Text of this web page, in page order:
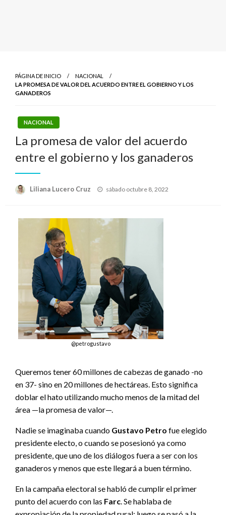
PÁGINA DE INICIO
NACIONAL
LA PROMESA DE VALOR DEL ACUERDO ENTRE EL GOBIERNO Y LOS
GANADEROS
NACIONAL
La promesa de valor del acuerdo
entre el gobierno y los ganaderos
Liliana Lucero Cruz
Publicado
sábado octubre 8, 2022
@petrogustavo
Queremos tener 60 millones de cabezas de ganado -no
en 37- sino en 20 millones de hectáreas. Esto significa
doblar el hato utilizando mucho menos de la mitad del
área —la promesa de valor—.
Nadie se imaginaba cuando Gustavo Petro fue elegido
presidente electo, o cuando se posesionó ya como
presidente, que uno de los diálogos fuera a ser con los
ganaderos y menos que este llegará a buen término.
En la campaña electoral se habló de cumplir el primer
punto del acuerdo con las Farc. Se hablaba de